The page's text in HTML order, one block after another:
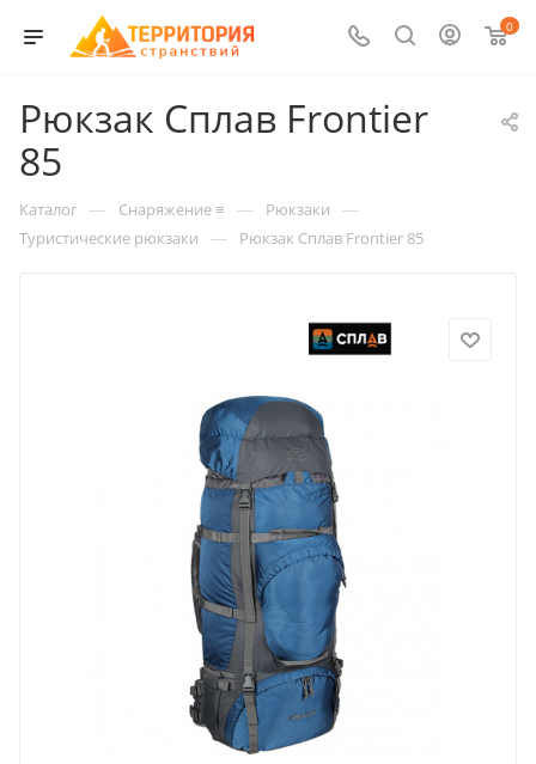
0
Рюкзак Сплав Frontier
85
Каталог — Снаряжение ≡ — Рюкзаки —
Туристические рюкзаки — Рюкзак Сплав Frontier 85